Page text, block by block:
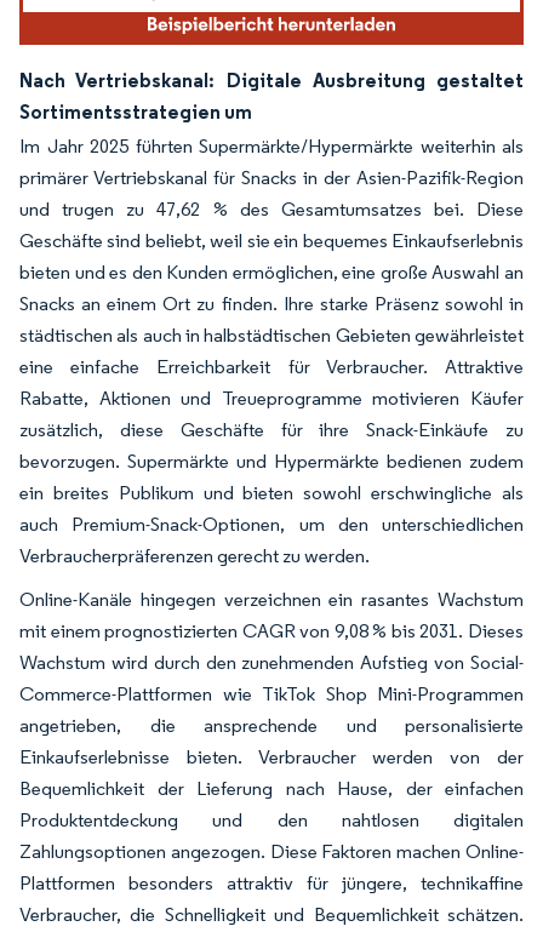
Nach Vertriebskanal: Digitale Ausbreitung gestaltet
Sortimentsstrategien um
Im Jahr 2025 führten Supermärkte/Hypermärkte weiterhin als
primärer Vertriebskanal für Snacks in der Asien-Pazifik-Region
und trugen zu 47,62 % des Gesamtumsatzes bei. Diese
Geschäfte sind beliebt, weil sie ein bequemes Einkaufserlebnis
bieten und es den Kunden ermöglichen, eine große Auswahl an
Snacks an einem Ort zu finden. Ihre starke Präsenz sowohl in
städtischen als auch in halbstädtischen Gebieten gewährleistet
eine einfache Erreichbarkeit für Verbraucher. Attraktive
Rabatte, Aktionen und Treueprogramme motivieren Käufer
zusätzlich, diese Geschäfte für ihre Snack-Einkäufe zu
bevorzugen. Supermärkte und Hypermärkte bedienen zudem
ein breites Publikum und bieten sowohl erschwingliche als
auch Premium-Snack-Optionen, um den unterschiedlichen
Verbraucherpräferenzen gerecht zu werden.
Online-Kanäle hingegen verzeichnen ein rasantes Wachstum
mit einem prognostizierten CAGR von 9,08 % bis 2031. Dieses
Wachstum wird durch den zunehmenden Aufstieg von Social-
Commerce-Plattformen wie TikTok Shop Mini-Programmen
angetrieben, die ansprechende und personalisierte
Einkaufserlebnisse bieten. Verbraucher werden von der
Bequemlichkeit der Lieferung nach Hause, der einfachen
Produktentdeckung und den nahtlosen digitalen
Zahlungsoptionen angezogen. Diese Faktoren machen Online-
Plattformen besonders attraktiv für jüngere, technikaffine
Verbraucher, die Schnelligkeit und Bequemlichkeit schätzen.